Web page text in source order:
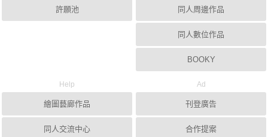
許願池 同人周邊作品
同人數位作品
BOOKY
Help
繪圖藝廊作品
同人交流中心
Ad
刊登廣告
合作提案